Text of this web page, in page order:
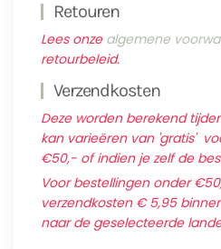
Retouren
Lees onze algemene
retourbeleid.
Verzendkosten
Deze worden berekend
kan varieëren van 'gratis'
€50,- of indien je zelf de
Voor bestellingen onder
verzendkosten € 5,95
naar de geselecteerde